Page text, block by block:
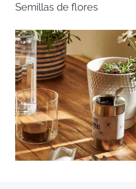
Semillas de flores